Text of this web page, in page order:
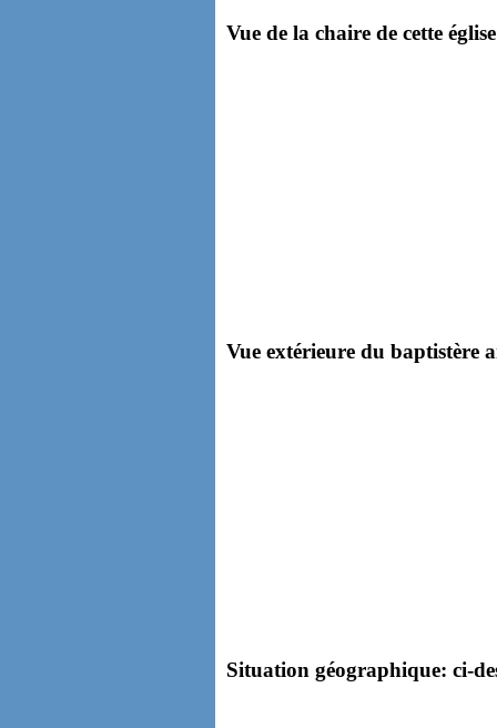
Vue de la chaire de cette
Vue extérieure du baptistère
Situation géographique: ci-